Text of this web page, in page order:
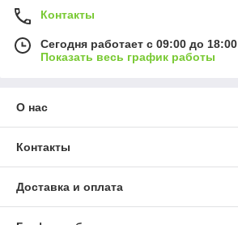
Контакты
Сегодня работает с 09:00 до 18:00
Показать весь график работы
О нас
Контакты
Доставка и оплата